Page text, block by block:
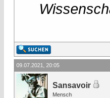
09.07.2021, 20:05
Sansavoir
Mensch